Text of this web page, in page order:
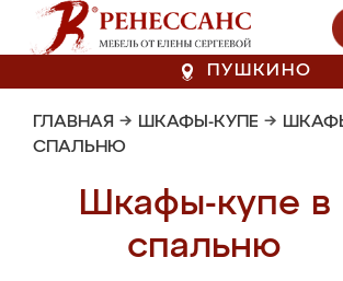
ПУШКИНО
ГЛАВНАЯ → ШКАФЫ-КУПЕ →
СПАЛЬНЮ
Шкафы-купе в
спальню